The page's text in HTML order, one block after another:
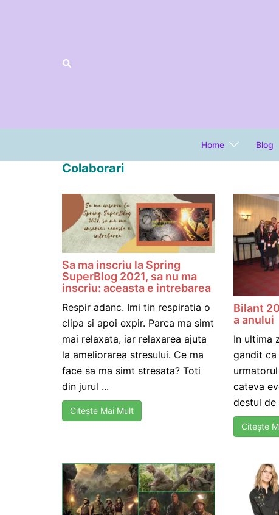
Home Blog
Colaborari
Sa ma inscriu la Spring
SuperBlog 2021, sa nu ma
inscriu: aceasta e intrebarea
Respir adanc. Imi tin respiratia o
clipa si apoi expir. Parca ma simt
mai relaxata, iar relaxarea ajuta
la ameliorarea stresului. Ce ma
face sa ma simt stresata? Toti
din jurul ...
Citește Mai Mult
Bilant
a anului
In ultima
gandit ca
cateva
destul de
Citește